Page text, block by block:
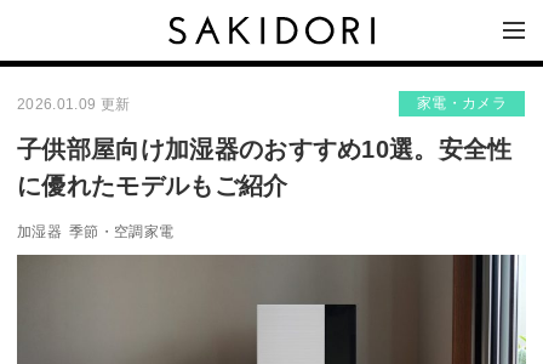
2026.01.09 更新 家電・カメラ
子供部屋向け加湿器のおすすめ10選。安全性
に優れたモデルもご紹介
加湿器 季節・空調家電